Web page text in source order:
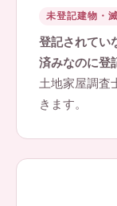
未登記建物・
登記されてい
済みなのに登
土地家屋調査
きます。